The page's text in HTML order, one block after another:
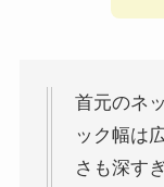
首元のネ
ック幅は
さも深す